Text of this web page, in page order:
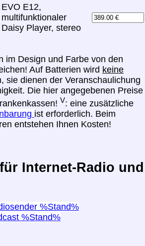
EVO E12,
multifunktionaler
Daisy Player, stereo
im Design und Farbe von den
Auf Batterien wird keine
sie dienen der Veranschaulichung
Die hier angegebenen Preise
V: eine zusätzliche
ist erforderlich. Beim
entstehen Ihnen Kosten!
Internet-Radio und
%Stand%
%Stand%